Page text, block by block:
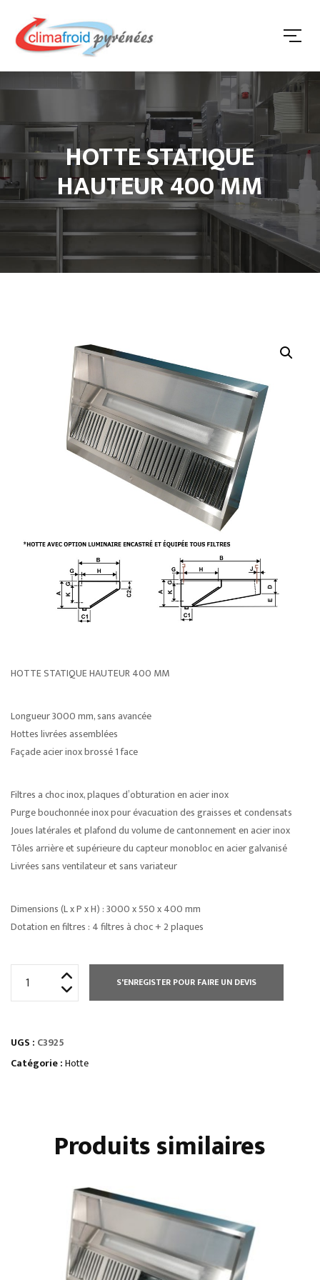
HOTTE STATIQUE
HAUTEUR 400 MM
HOTTE STATIQUE HAUTEUR 400 MM
Longueur 3000 mm, sans avancée
Hottes livrées assemblées
Façade acier inox brossé 1 face
Filtres a choc inox, plaques d’obturation en acier inox
Purge bouchonnée inox pour évacuation des graisses et condensats
Joues latérales et plafond du volume de cantonnement en acier inox
Tôles arrière et supérieure du capteur monobloc en acier galvanisé
Livrées sans ventilateur et sans variateur
Dimensions (L x P x H) : 3000 x 550 x 400 mm
Dotation en filtres : 4 filtres à choc + 2 plaques
HAUTEUR
400
S'ENREGISTER POUR FAIRE UN DEVIS
UGS : C3925
Catégorie :Hotte
Produits similaires